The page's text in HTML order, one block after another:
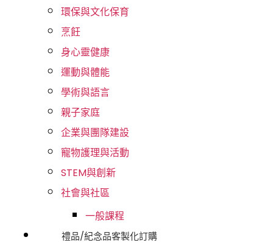
環保與文化保育
烹飪
身心靈健康
運動與體能
學術與語言
親子家庭
企業與團隊建設
寵物護理與活動
STEM與創新
社會與社區
一般課程
禮品/紀念品客製化訂購